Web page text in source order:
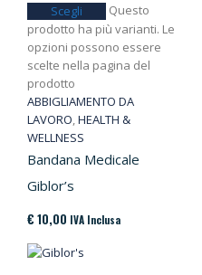
Scegli
Questo
prodotto ha più varianti. Le
opzioni possono essere
scelte nella pagina del
prodotto
ABBIGLIAMENTO DA
LAVORO,HEALTH &
WELLNESS
Bandana Medicale
Giblor’s
€ 10,00 IVA Inclusa